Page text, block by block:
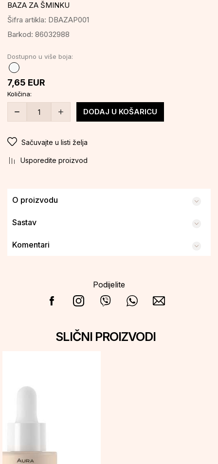
BAZA ZA ŠMINKU
Šifra artikla: DBAZAP001
Barkod: 86032988
7,65 EUR
Dostupno u više boja:
Količina:
DODAJ U KOŠARICU
Sačuvajte u listi želja
Usporedite proizvod
O proizvodu
Sastav
Komentari
Podijelite
SLIČNI PROIZVODI